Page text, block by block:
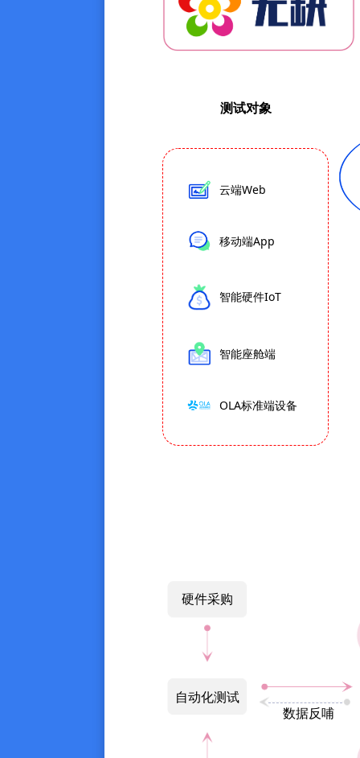
测试对象
云端Web
移动端App
智能硬件IoT
智能座舱端
OLA标准端设备
硬件采购
自动化测试
数据反哺